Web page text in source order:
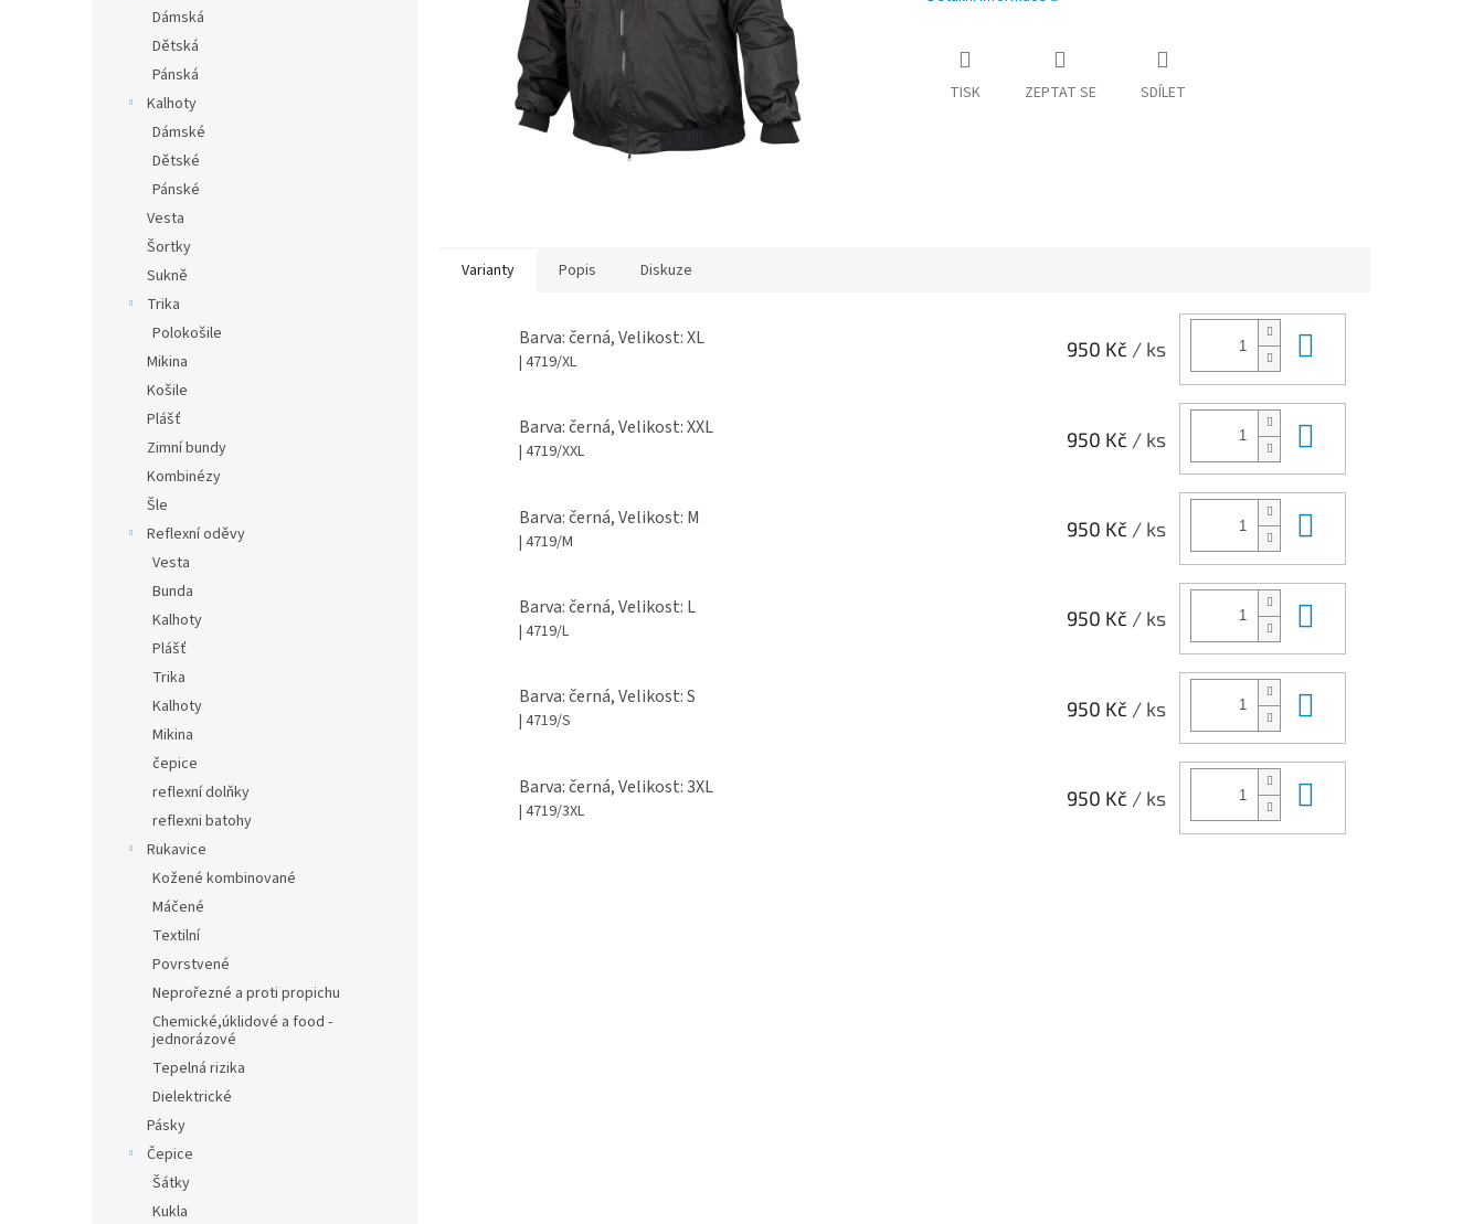
Dámská
Dětská
Pánská
Kalhoty
Dámské
Dětské
Pánské
Vesta
Šortky
Sukně
Trika
Polokošile
Mikina
Košile
Plášť
Zimní bundy
Kombinézy
Šle
Reflexní oděvy
Vesta
Bunda
Kalhoty
Plášť
Trika
Kalhoty
Mikina
čepice
reflexní dolňky
reflexni batohy
Rukavice
Kožené kombinované
Máčené
Textilní
Povrstvené
Neprořezné a proti propichu
Chemické,úklidové a food -
jednorázové
Tepelná rizika
Dielektrické
Pásky
Čepice
Šátky
Kukla
TISK ZEPTAT SE SDÍLET
Varianty Popis Diskuze
Barva: černá, Velikost: XL
| 4719/XL
950 Kč / ks
Barva: černá, Velikost: XXL
| 4719/XXL
950 Kč / ks
Barva: černá, Velikost: M
| 4719/M
950 Kč / ks
Barva: černá, Velikost: L
| 4719/L
950 Kč / ks
Barva: černá, Velikost: S
| 4719/S
950 Kč / ks
Barva: černá, Velikost: 3XL
| 4719/3XL
950 Kč / ks